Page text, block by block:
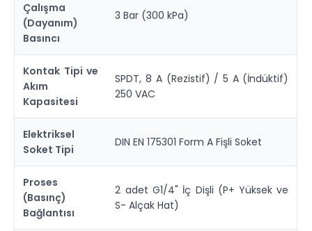
Çalışma
(Dayanım)
Basıncı
3 Bar (300 kPa)
Kontak Tipi ve
Akım
Kapasitesi
SPDT, 8 A (Rezistif) / 5 A (İndüktif)
250 VAC
Elektriksel
Soket Tipi
DIN EN 175301 Form A Fişli Soket
Proses
(Basınç)
Bağlantısı
2 adet G1/4" İç Dişli (P+ Yüksek ve
S- Alçak Hat)